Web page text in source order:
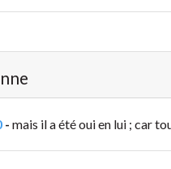
- mais il a été oui en lui ; car